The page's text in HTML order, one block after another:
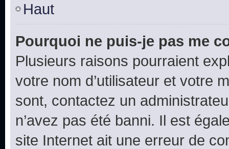
Haut
Pourquoi ne puis-je pas me
Plusieurs raisons pourraient
votre nom d’utilisateur et votre
sont, contactez un
n’avez pas été banni. Il est
site Internet ait une erreur de